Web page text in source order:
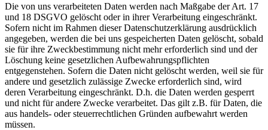
Die von uns verarbeiteten Daten werden nach Maßgabe der Art. 17
und 18 DSGVO gelöscht oder in ihrer Verarbeitung eingeschränkt.
Sofern nicht im Rahmen dieser Datenschutzerklärung ausdrücklich
angegeben, werden die bei uns gespeicherten Daten gelöscht, sobald
sie für ihre Zweckbestimmung nicht mehr erforderlich sind und der
Löschung keine gesetzlichen Aufbewahrungspflichten
entgegenstehen. Sofern die Daten nicht gelöscht werden, weil sie für
andere und gesetzlich zulässige Zwecke erforderlich sind, wird
deren Verarbeitung eingeschränkt. D.h. die Daten werden gesperrt
und nicht für andere Zwecke verarbeitet. Das gilt z.B. für Daten, die
aus handels- oder steuerrechtlichen Gründen aufbewahrt werden
müssen.